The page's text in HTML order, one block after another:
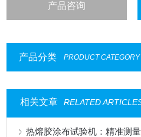
产品咨询
产品分类 PRODUCT CATEGORY
相关文章 RELATED
热熔胶涂布试验机：精准测